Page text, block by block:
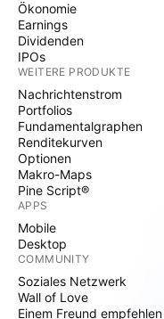
Ökonomie
Earnings
Dividenden
IPOs
WEITERE PRODUKTE
Nachrichtenstrom
Portfolios
Fundamentalgraphen
Renditekurven
Optionen
Makro-Maps
Pine Script®
APPS
Mobile
Desktop
COMMUNITY
Soziales Netzwerk
Wall of Love
Einem Freund empfehlen